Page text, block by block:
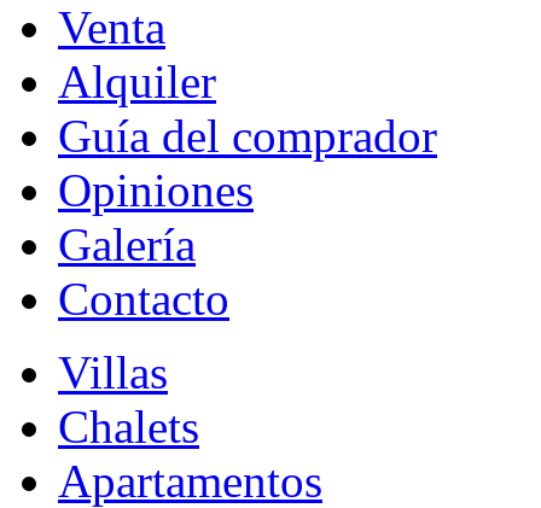
Venta
Alquiler
Guía del comprador
Opiniones
Galería
Contacto
Villas
Chalets
Apartamentos